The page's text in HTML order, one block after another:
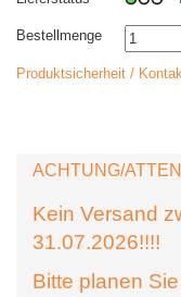
Bestellmenge
Produktsicherheit /
ACHTUNG/
Kein Versand
31.07.2026!!!!
Bitte planen